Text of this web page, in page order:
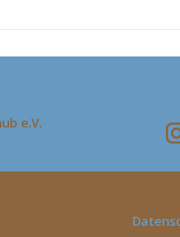
e.V.